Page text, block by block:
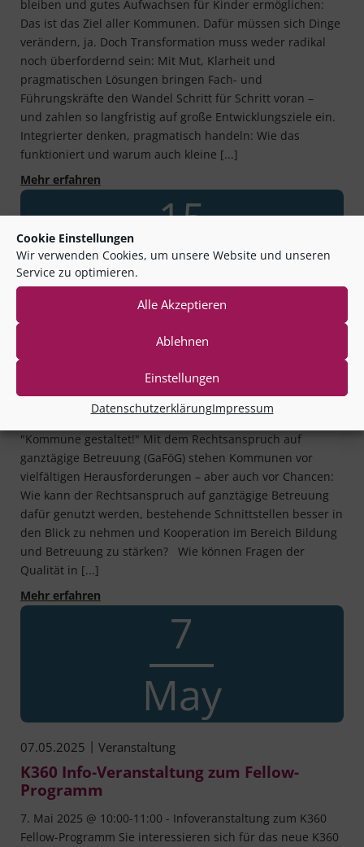
Cookie Einstellungen
Wir verwenden Cookies, um unsere Website und unseren
Service zu optimieren.
Alle Akzeptieren
Ablehnen
Einstellungen
DatenschutzerklärungImpressum
bleiben und gutes Aufwachsen für Kinder ermöglichen:
Das ist das Ziel aller Kommunen. Dafür müssen sich Dinge
verändern, ja. Doch Transformation muss weder radikal
noch überfordernd sein: Mit Mut, Klarheit und
pragmatischen Lösungen bringen Fach- und
Führungskräfte den Wandel Schritt für Schritt voran –
und zahlen so langfristig auf große Entwicklungsziele ein.
Integrierter denken, pragmatisch handeln: Wie das
funktioniert und warum auch kleine [...]
Mehr erfahrenKommune gestaltet! – Transformation ohne
15
Jul
Jugendhilfeplanung (mehr) Kooperation
und Qualität im Ganztag?!
15. Juli 2025 @ 13:00-13:55 - Aus der Veranstaltungsreihe
"Kommune gestaltet!" Mit dem Rechtsanspruch auf
ganztägige Betreuung (GaFöG) stehen Kommunen vor
vielfältigen Herausforderungen – aber auch vor Chancen:
Wie kann der Rechtsanspruch auf ganztägige Betreuung
dafür genutzt werden, bestehende Schnittstellen besser in
den Blick zu nehmen und Kooperation im Bereich Bildung
und Betreuung zu stärken? Wie können Fragen der
Qualität in [...]
Mehr erfahrenKommune gestaltet! – Mit integrierter
7
May
07.05.2025 | Veranstaltung
K360 Info-Veranstaltung zum Fellow-
Programm
7. Mai 2025 @ 10:00-11:00 - Infoveranstaltung zum K360
Fellow-Programm Sie interessieren sich für das neue K360